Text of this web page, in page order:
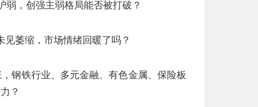
弱，创强主弱格局能否被打破？
萎缩，市场情绪回暖了吗？
钢铁行业、多元金融、有色金属、保险板
？